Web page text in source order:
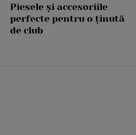
Piesele și accesoriile
perfecte pentru o ținută
de club